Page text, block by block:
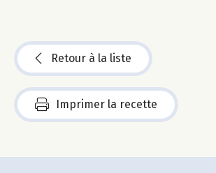
Retour à la liste
Imprimer la recette